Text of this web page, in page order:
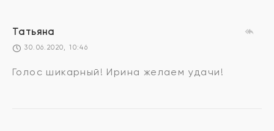
Татьяна
30.06.2020, 10:46
Голос шикарный! Ирина желаем удачи!